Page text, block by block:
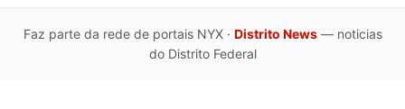
Faz parte da rede de portais NYX · Distrito News— noticias
do Distrito Federal